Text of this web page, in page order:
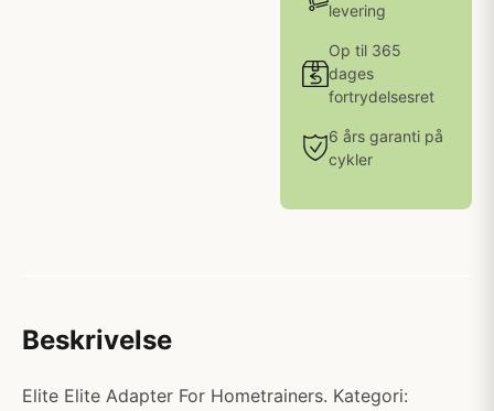
levering
Op til 365
dages
fortrydelsesret
6 års garanti på
cykler
Beskrivelse
Elite Elite Adapter For Hometrainers. Kategori: